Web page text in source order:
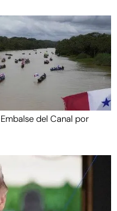
del Canal por